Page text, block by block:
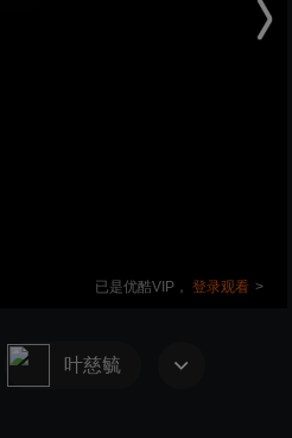
已是优酷VIP， 登录观看 >
叶慈毓